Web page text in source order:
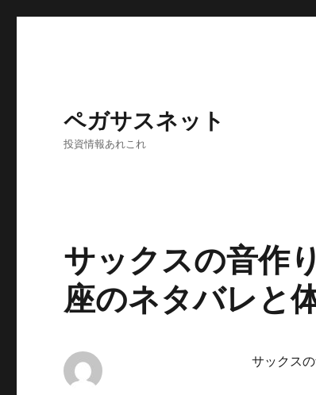
ペガサスネット
投資情報あれこれ
サックスの音作
座のネタバレと
サックス